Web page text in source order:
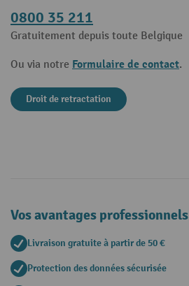
0800 35 211
Gratuitement depuis toute Belgique
Ou via notre Formulaire de contact.
Droit de retractation
Vos avantages professionnels
Livraison gratuite à partir de 50 €
Protection des données sécurisée